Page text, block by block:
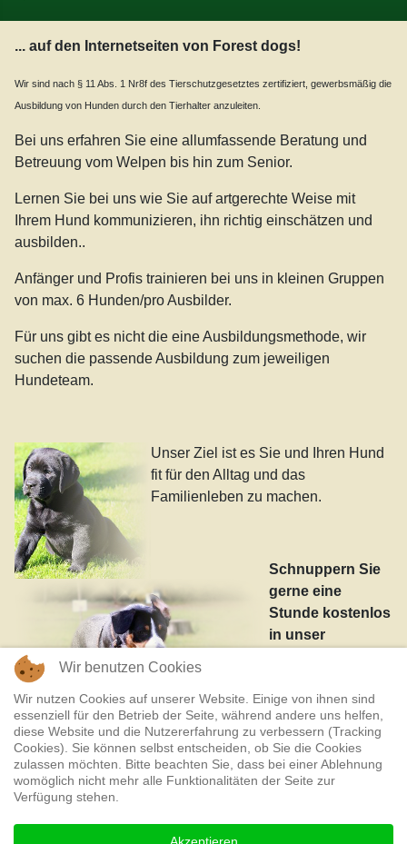
... auf den Internetseiten von Forest dogs!
Wir sind nach § 11 Abs. 1 Nr8f des Tierschutzgesetztes zertifiziert, gewerbsmäßig die
Ausbildung von Hunden durch den Tierhalter anzuleiten.
Bei uns erfahren Sie eine allumfassende Beratung und
Betreuung vom Welpen bis hin zum Senior.
Lernen Sie bei uns wie Sie auf artgerechte Weise mit
Ihrem Hund kommunizieren, ihn richtig einschätzen und
ausbilden..
Anfänger und Profis trainieren bei uns in kleinen Gruppen
von max. 6 Hunden/pro Ausbilder.
Für uns gibt es nicht die eine Ausbildungsmethode, wir
suchen die passende Ausbildung zum jeweiligen
Hundeteam.
Unser Ziel ist es Sie und Ihren Hund
fit für den Alltag und das
Familienleben zu machen.
Schnuppern Sie
gerne eine
Stunde kostenlos
in unser
Trainingsprogramm herein!
Wir benutzen Cookies
Wir nutzen Cookies auf unserer Website. Einige von ihnen sind
essenziell für den Betrieb der Seite, während andere uns helfen,
diese Website und die Nutzererfahrung zu verbessern (Tracking
Cookies). Sie können selbst entscheiden, ob Sie die Cookies
zulassen möchten. Bitte beachten Sie, dass bei einer Ablehnung
womöglich nicht mehr alle Funktionalitäten der Seite zur
Verfügung stehen.